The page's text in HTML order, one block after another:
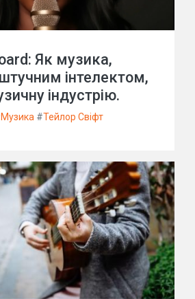
Як музика,
інтелектом,
індустрію.
Музика #Тейлор Свіфт